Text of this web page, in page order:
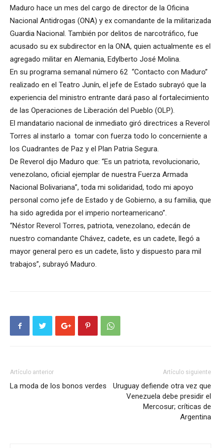
Maduro hace un mes del cargo de director de la Oficina
Nacional Antidrogas (ONA) y ex comandante de la militarizada
Guardia Nacional. También por delitos de narcotráfico, fue
acusado su ex subdirector en la ONA, quien actualmente es el
agregado militar en Alemania, Edylberto José Molina.
En su programa semanal número 62 “Contacto con Maduro”
realizado en el Teatro Junín, el jefe de Estado subrayó que la
experiencia del ministro entrante dará paso al fortalecimiento
de las Operaciones de Liberación del Pueblo (OLP).
El mandatario nacional de inmediato giró directrices a Reverol
Torres al instarlo a tomar con fuerza todo lo concerniente a
los Cuadrantes de Paz y el Plan Patria Segura.
De Reverol dijo Maduro que: “Es un patriota, revolucionario,
venezolano, oficial ejemplar de nuestra Fuerza Armada
Nacional Bolivariana”, toda mi solidaridad, todo mi apoyo
personal como jefe de Estado y de Gobierno, a su familia, que
ha sido agredida por el imperio norteamericano”.
“Néstor Reverol Torres, patriota, venezolano, edecán de
nuestro comandante Chávez, cadete, es un cadete, llegó a
mayor general pero es un cadete, listo y dispuesto para mil
trabajos”, subrayó Maduro.
Artículo anterior
La moda de los bonos verdes
Artículo siguiente
Uruguay defiende otra vez que
Venezuela debe presidir el
Mercosur; críticas de
Argentina